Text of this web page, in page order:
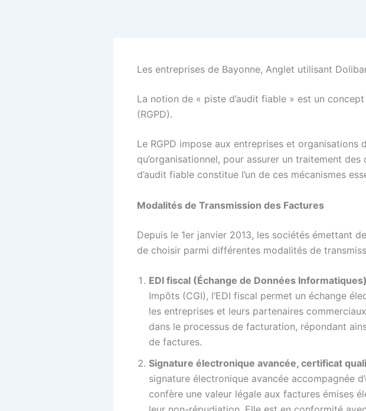
Les entreprises de Bayonne, Anglet utilisant
La notion de « piste d’audit fiable » est un
(RGPD).
Le RGPD impose aux entreprises et
qu’organisationnel, pour assurer un traitement
d’audit fiable constitue l’un de ces mécanismes
Modalités de Transmission des Factures
Depuis le 1er janvier 2013, les sociétés émettant
de choisir parmi différentes modalités de
EDI fiscal (Échange de Données Informatiques)
Impôts (CGI), l’EDI fiscal permet un échange
les entreprises et leurs partenaires
dans le processus de facturation, répondant
de factures.
Signature électronique avancée, certificat
signature électronique avancée accompagnée
confère une valeur légale aux factures émises